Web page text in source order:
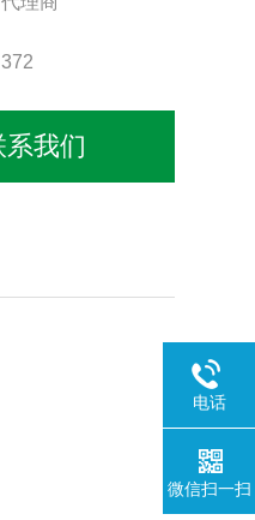
372
系我们
电话
微信扫一扫